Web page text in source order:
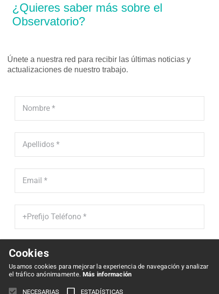
¿Quieres saber más sobre el
Observatorio?
Únete a nuestra red para recibir las últimas noticias y
actualizaciones de nuestro trabajo.
He leído y acepto la '
Cookies
Usamos cookies para mejorar la experiencia de navegación y analizar
el tráfico anónimamente. Más información
NECESARIAS ESTADÍSTICAS